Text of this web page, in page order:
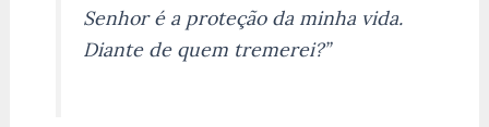
Senhor é a proteção da minha vida.
Diante de quem tremerei?”